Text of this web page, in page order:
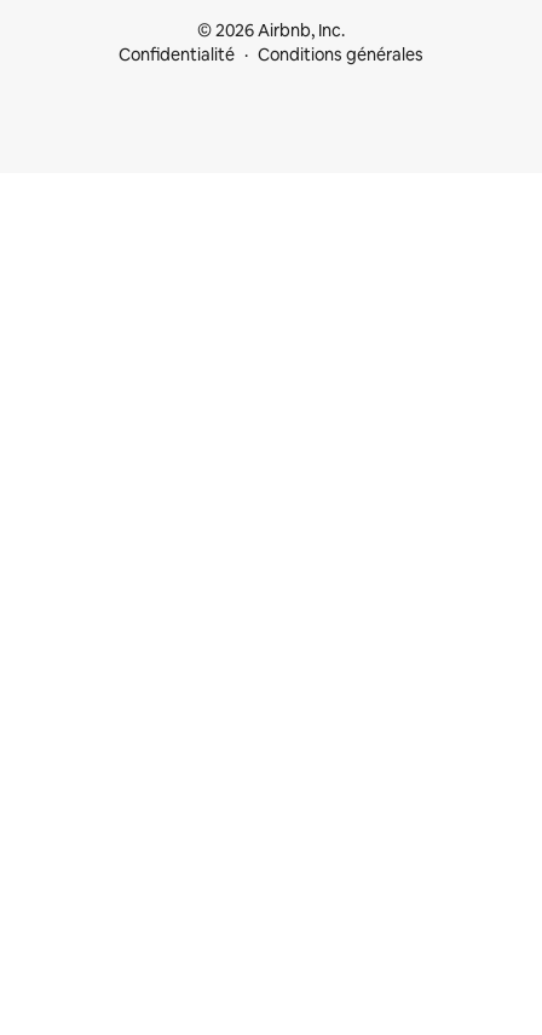
© 2026 Airbnb, Inc.
Confidentialité
Conditions générales